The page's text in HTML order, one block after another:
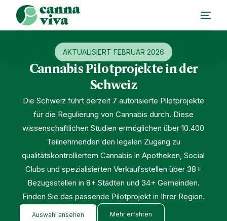
AKTUALISIERT FEBRUAR 2026
Cannabis Pilotprojekte in der
Schweiz
Die Schweiz führt derzeit 7 autorisierte Pilotprojekte
für die Regulierung von Cannabis durch. Diese
wissenschaftlichen Studien ermöglichen über 10.400
Teilnehmenden den legalen Zugang zu
qualitätskontrolliertem Cannabis in Apotheken, Social
Clubs und spezialisierten Verkaufsstellen über 38+
Bezugsstellen in 8+ Städten und 34+ Gemeinden.
Finden Sie das passende Pilotprojekt in Ihrer Region.
Auswahl ansehen Mehr erfahren